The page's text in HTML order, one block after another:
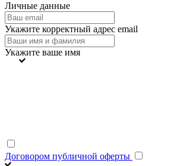
Личные данные
Укажите корректный адрес email
Укажите ваше имя
Договором публичной оферты